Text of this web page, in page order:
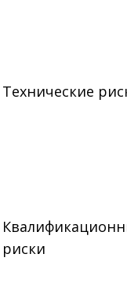
Технические
риски